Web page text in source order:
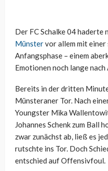
Der FC Schalke 04 haderte
Münstervor allem mit
Anfangsphase – einem
Emotionen noch lange
Bereits in der dritten
Münsteraner Tor. Nach
Youngster Mika
Johannes Schenk zum Ball
zwar zunächst ab, ließ es
rutschte ins Tor. Doch
entschied auf Offensivfoul.